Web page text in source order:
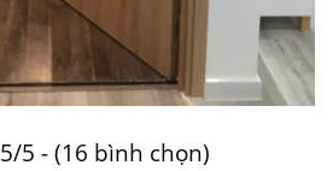
5/5 - (16 bình chọn)